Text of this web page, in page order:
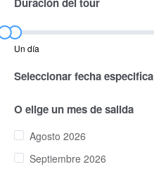
Un día
Seleccionar fecha especifica
O elige un mes de salida
Agosto 2026
Septiembre 2026